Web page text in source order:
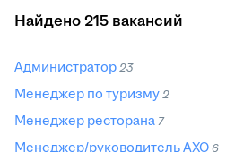
Найдено 215 вакансий
Администратор 23
Менеджер по туризму 2
Менеджер ресторана 7
Менеджер/руководитель АХО 6